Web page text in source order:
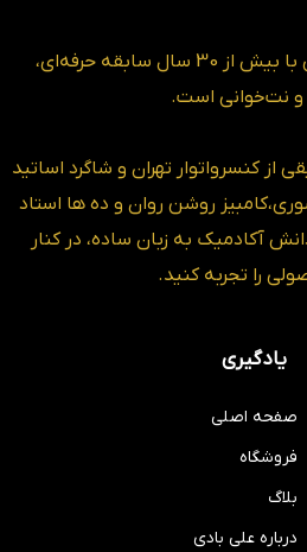
آکادمی موسیقی علی بادی با بیش از 30 سال سابقه حرفه‌ای،
و نت‌خوانی است.
کنسرواتوار تهران و شاگرد اساتید
روشن روان و ده ها استاد
آکادمیک به زبان ساده، در کنار
را تجربه کنید.
یادگیری
صفحه اصلی
فروشگاه
بلاگ
درباره علی بادی